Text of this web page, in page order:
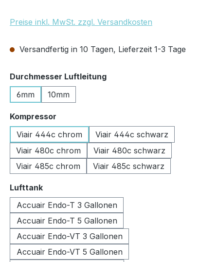
Preise inkl. MwSt. zzgl. Versandkosten
Versandfertig in 10 Tagen, Lieferzeit 1-3 Tage
Durchmesser Luftleitungauswählen
6mm
10mm
Kompressor
Viair 444c chrom
Viair 444c schwarz
Viair 480c chrom
Viair 480c schwarz
Viair 485c chrom
Viair 485c schwarz
Lufttankauswählen
Accuair Endo-T 3 Gallonen
Accuair Endo-T 5 Gallonen
Accuair Endo-VT 3 Gallonen
Accuair Endo-VT 5 Gallonen